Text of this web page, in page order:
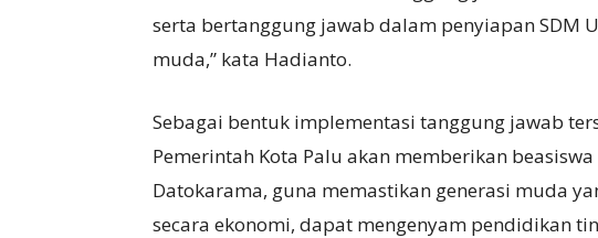
serta bertanggung jawab dalam penyiapan SDM
muda,” kata Hadianto.
Sebagai bentuk implementasi tanggung jawab
Pemerintah Kota Palu akan memberikan
Datokarama, guna memastikan generasi muda
secara ekonomi, dapat mengenyam pendidikan